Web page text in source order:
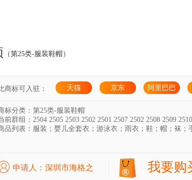
（第25类-服装鞋帽）
商标可入驻： 天猫 京东 阿里巴巴
标分类：第25类-服装鞋帽
前群组：2504 2505 2503 2502 2501 2507 2502 2508 2509
品列表：服装；婴儿全套衣；游泳衣；雨衣；鞋；帽；袜；
申请人：深圳市海格之
我要购